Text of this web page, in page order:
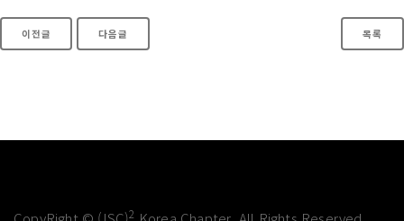
이전글 다음글 목록
2